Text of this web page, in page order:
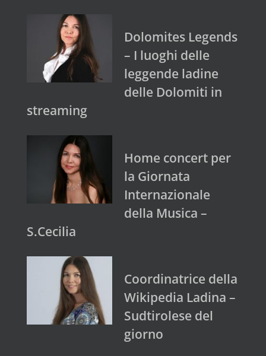
Dolomites Legends
– I luoghi delle
leggende ladine
delle Dolomiti in
streaming
Home concert per
la Giornata
Internazionale
della Musica –
S.Cecilia
Coordinatrice della
Wikipedia Ladina –
Sudtirolese del
giorno